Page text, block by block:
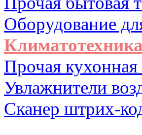
Оборудование
Прочая кухонная
Увлажнители
Сканер штрих-